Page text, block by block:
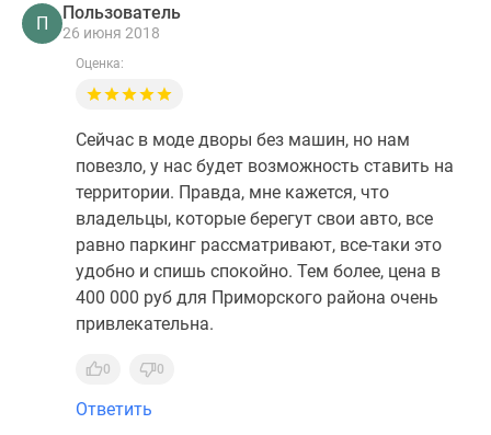
П
Пользователь
26 июня 2018
Оценка:
Сейчас в моде дворы без машин, но нам
повезло, у нас будет возможность ставить на
территории. Правда, мне кажется, что
владельцы, которые берегут свои авто, все
равно паркинг рассматривают, все-таки это
удобно и спишь спокойно. Тем более, цена в
400 000 руб для Приморского района очень
привлекательна.
0 0
Ответить